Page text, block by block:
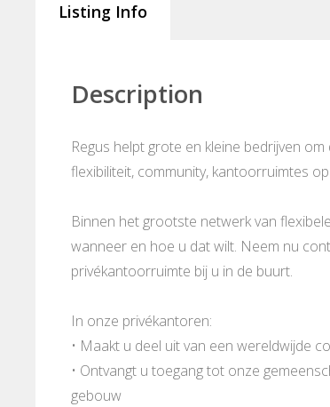
Listing Info
Description
Regus helpt grote en kleine bedrijven
flexibiliteit, community, kantoorruimtes
Binnen het grootste netwerk van
wanneer en hoe u dat wilt. Neem nu
privékantoorruimte bij u in de buurt.
In onze privékantoren:
• Maakt u deel uit van een wereldwijde
• Ontvangt u toegang tot onze
gebouw